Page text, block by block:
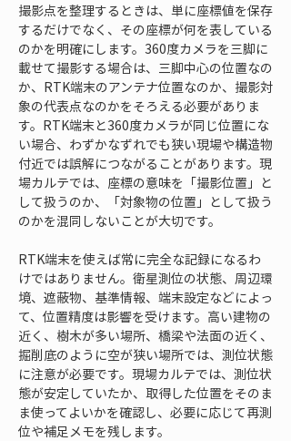
撮影点を整理するときは、単に座標値を保存
するだけでなく、その座標が何を表している
のかを明確にします。360度カメラを三脚に
載せて撮影する場合は、三脚中心の位置なの
か、RTK端末のアンテナ位置なのか、撮影対
象の代表点なのかをそろえる必要がありま
す。RTK端末と360度カメラが同じ位置にな
い場合、わずかなずれでも狭い現場や構造物
付近では誤解につながることがあります。現
場カルテでは、座標の意味を「撮影位置」と
して扱うのか、「対象物の位置」として扱う
のかを混同しないことが大切です。
RTK端末を使えば常に完全な記録になるわ
けではありません。衛星測位の状態、周辺環
境、遮蔽物、基準情報、端末設定などによっ
て、位置精度は影響を受けます。高い建物の
近く、樹木が多い場所、橋梁や法面の近く、
掘削底のように空が狭い場所では、測位状態
に注意が必要です。現場カルテでは、測位状
態が安定していたか、取得した位置をそのま
ま使ってよいかを確認し、必要に応じて再測
位や補足メモを残します。